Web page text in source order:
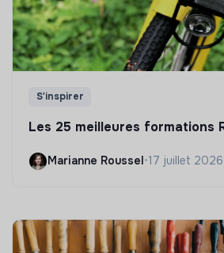
S'inspirer
Les 25 meilleures formations
Marianne Roussel•17 juillet 2026